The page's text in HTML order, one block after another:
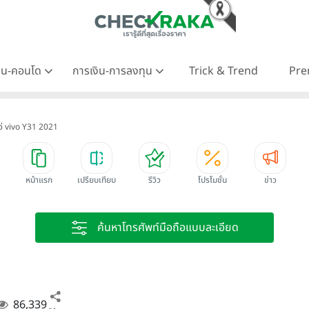
-คอนโด การเงิน-การลงทุน Trick & Trend
vivo Y31 2021
หน้าแรก เปรียบเทียบ รีวิว โปรโมชั่น ข่าว
ค้นหาโทรศัพท์มือถือแบบละเอียด
86,339